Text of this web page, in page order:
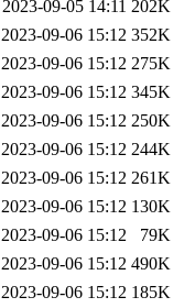
2023-09-05 14:11 202K
2023-09-06 15:12 352K
2023-09-06 15:12 275K
2023-09-06 15:12 345K
2023-09-06 15:12 250K
2023-09-06 15:12 244K
2023-09-06 15:12 261K
2023-09-06 15:12 130K
2023-09-06 15:12
79K
2023-09-06 15:12 490K
2023-09-06 15:12 185K